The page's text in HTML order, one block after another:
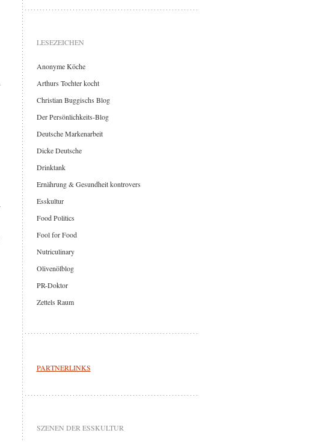
LESEZEICHEN
Anonyme Köche
Arthurs Tochter kocht
Christian Buggischs Blog
Der Persönlichkeits-Blog
Deutsche Markenarbeit
Dicke Deutsche
Drinktank
Ernährung & Gesundheit kontrovers
Esskultur
Food Politics
Fool for Food
Nutriculinary
Olivenölblog
PR-Doktor
Zettels Raum
PARTNERLINKS
SZENEN DER ESSKULTUR